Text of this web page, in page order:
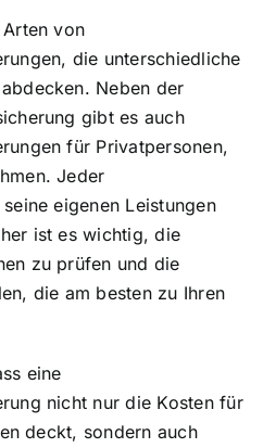
von
die unterschiedliche
Neben der
gibt es auch
für Privatpersonen,
Jeder
eigenen Leistungen
ist es wichtig, die
zu prüfen und die
die am besten zu Ihren
eine
nicht nur die Kosten für
deckt, sondern auch